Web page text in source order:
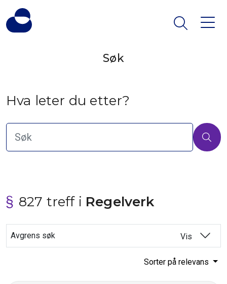
Søk
Hva leter du etter?
827 treff i Regelverk
Avgrens søk Vis
Sorter på relevans